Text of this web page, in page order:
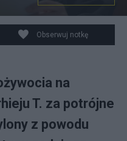
Obserwuj notkę
na
T. za potrójne
z powodu